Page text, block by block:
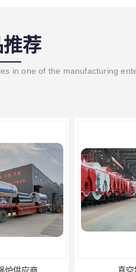
荐
in one of the manufacturing